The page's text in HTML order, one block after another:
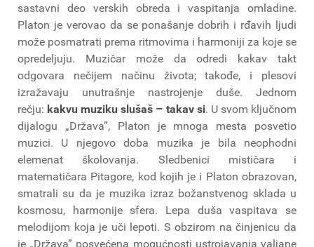
sastavni deo verskih obreda i vaspitanja omladine.
Platon je verovao da se ponašanje dobrih i rđavih ljudi
može posmatrati prema ritmovima i harmoniji za koje se
opredeljuju. Muzičar može da odredi kakav takt
odgovara nečijem načinu života; takođe, i plesovi
izražavaju unutrašnje nastrojenje duše. Jednom
rečju: kakvu muziku slušaš – takav si. U svom ključnom
dijalogu „Država”, Platon je mnoga mesta posvetio
muzici. U njegovo doba muzika je bila neophodni
elemenat školovanja. Sledbenici mističara i
matematičara Pitagore, kod kojih je i Platon obrazovan,
smatrali su da je muzika izraz božanstvenog sklada u
kosmosu, harmonije sfera. Lepa duša vaspitava se
melodijom koja je uči lepoti. S obzirom na činjenicu da
je „Država” posvećena mogućnosti ustrojavanja valjane